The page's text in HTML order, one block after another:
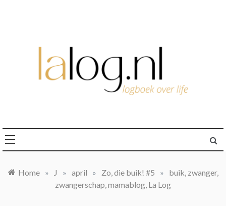
Home » J » april » Zo, die buik! #5 »
buik, zwanger,
zwangerschap, mamablog, La Log